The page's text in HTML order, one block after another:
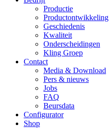
Productie
Productontwikkeling
Geschiedenis
Kwaliteit
Onderscheidingen
Kling Groep
Contact
Media & Download
Pers & nieuws
Jobs
FAQ
Beursdata
Configurator
Shop